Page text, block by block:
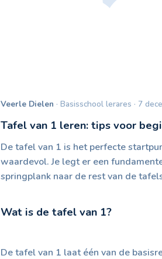
Veerle Dielen · Basisschool lerares · 7
Tafel van 1 leren: tips voor
De tafel van 1 is het perfecte
waardevol. Je legt er een
springplank naar de rest van de
Wat is de tafel van 1?
De tafel van 1 laat één van de